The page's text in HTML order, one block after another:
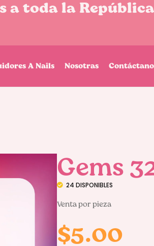
toda la República
A Nails Nosotras
Gems
24 DISPONIBLES
Venta por pieza
$5.00